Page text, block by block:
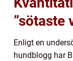
”sötaste
Enligt en
hundblogg har